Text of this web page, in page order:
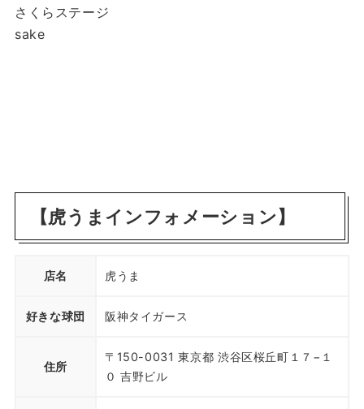
さくらステージ
sake
【虎うまインフォメーション】
店名 虎うま
好きな球団 阪神タイガース
住所
〒150-0031 東京都 渋谷区桜丘町１７−１
０ 吉野ビル